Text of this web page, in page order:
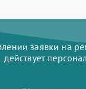
заявки на
действует